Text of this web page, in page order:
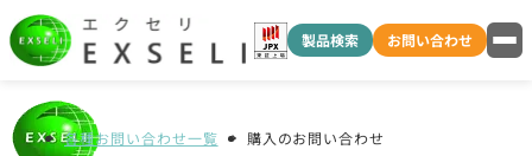
製品検索 お問い合わせ
各種お問い合わせ一覧 購入のお問い合わせ